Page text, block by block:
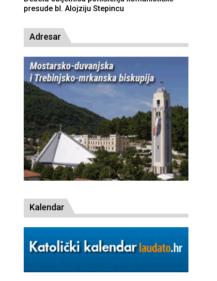
presude bl. Alojziju Stepincu
Adresar
Kalendar